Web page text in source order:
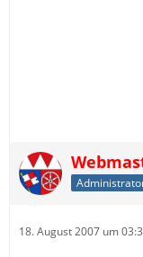
18. August 2007 um